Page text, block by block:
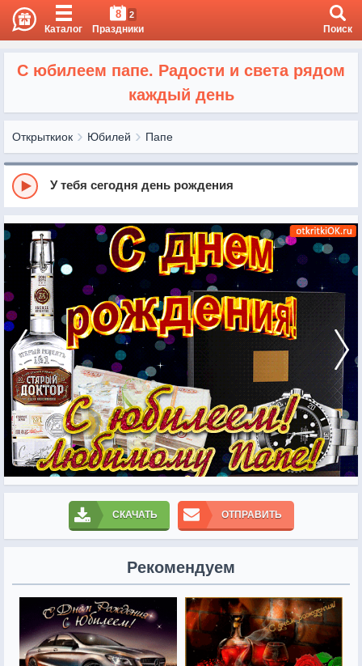
Каталог
8 2
Праздники Поиск
С юбилеем папе. Радости и света рядом
каждый день
Открыткиок Юбилей Папе
У тебя сегодня день рождения
СКАЧАТЬ ОТПРАВИТЬ
Рекомендуем